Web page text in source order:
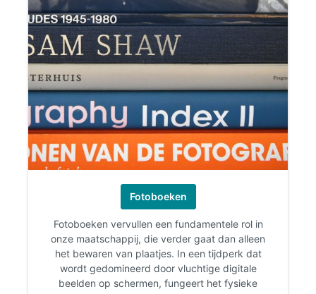
Fotoboeken
Fotoboeken vervullen een fundamentele rol in
onze maatschappij, die verder gaat dan alleen
het bewaren van plaatjes. In een tijdperk dat
wordt gedomineerd door vluchtige digitale
beelden op schermen, fungeert het fysieke